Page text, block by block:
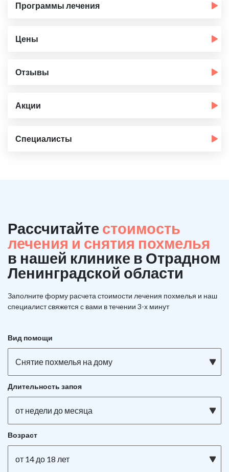
Программы лечения
Цены
Отзывы
Акции
Специалисты
Рассчитайте стоимость
лечения и снятия похмелья
в нашей клинике в Отрадном
Ленинградской области
Заполните форму расчета стоимости лечения похмелья и наш
специалист свяжется с вами в течении 3-х минут
Вид помощи
Снятие похмелья на дому
Длительность запоя
от недели до месяца
Возраст
от 14 до 18 лет